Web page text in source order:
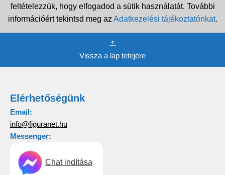
feltételezzük, hogy elfogadod a sütik használatát. További
információért tekintsd meg az Adatkezelési tájékoztatónkat.
Vissza a lap tetejére
Elérhetőségünk
Email:
info@figuranet.hu
Messenger:
Chat indítása